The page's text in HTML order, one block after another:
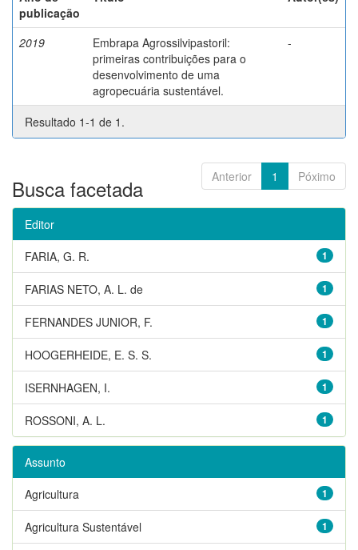
publicação
2019
Embrapa Agrossilvipastoril:
primeiras contribuições para o
desenvolvimento de uma
agropecuária sustentável.
-
Resultado 1-1 de 1.
Anterior 1 Póximo
Busca facetada
Editor
1
FARIA, G. R.
1
FARIAS NETO, A. L. de
1
FERNANDES JUNIOR, F.
1
HOOGERHEIDE, E. S. S.
1
ISERNHAGEN, I.
1
ROSSONI, A. L.
Assunto
1
Agricultura
1
Agricultura Sustentável